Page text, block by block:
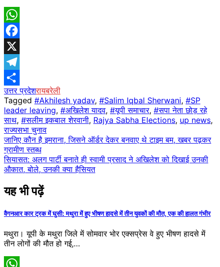
WhatsApp
Facebook
X
Telegram
Share
उत्तर प्रदेशरायबरेली
Tagged #Akhilesh yadav, #Salim Iqbal Sherwani, #SP
leader leaving, #अखिलेश यादव, #यूपी समाचार, #सपा नेता छोड़ रहे
साथ, #सलीम इकबाल शेरवानी, Rajya Sabha Elections, up news,
राज्यसभा चुनाव
Post
navigation
जानिए कौन है इमराना, जिसने ऑर्डर देकर बनवाए थे टाइम बम, खबर पढ़कर
ग्रामीण स्तब्ध
सियासत: अलग पार्टी बनाते ही स्वामी प्रसाद ने अखिलेश को दिखाई उनकी
औकात, बोले, उनकी क्या हैसियत
यह भी पढ़ें
वैगनआर कार ट्रक में घुसी: मथुरा में हुए भीषण हादसे में तीन युवकों की मौत, एक की हालत गंभीर
म​थुरा। यूपी के म​थुरा जिले में सोमवार भोर एक्सप्रेस वे हुए भीषण हादसे में
तीन लोगों की मौत हो गई,…